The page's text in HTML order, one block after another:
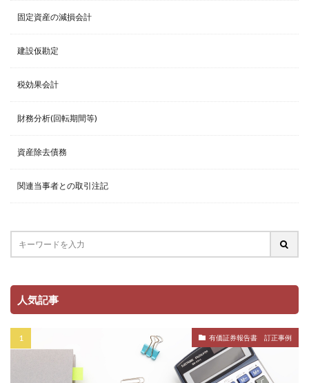
固定資産の減損会計
建設仮勘定
税効果会計
財務分析(回転期間等)
資産除去債務
関連当事者との取引注記
人気記事
有価証券報告書 訂正事例